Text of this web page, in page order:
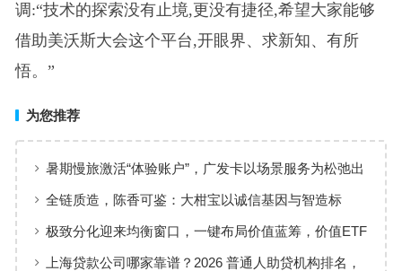
调:“技术的探索没有止境,更没有捷径,希望大家能够
借助美沃斯大会这个平台,开眼界、求新知、有所
悟。”
为您推荐
暑期慢旅激活“体验账户”，广发卡以场景服务为松弛出
行添彩
全链质造，陈香可鉴：大柑宝以诚信基因与智造标
准，定义新会陈皮高质量发展
极致分化迎来均衡窗口，一键布局价值蓝筹，价值ETF
华夏火热开售
上海贷款公司哪家靠谱？2026 普通人助贷机构排名，